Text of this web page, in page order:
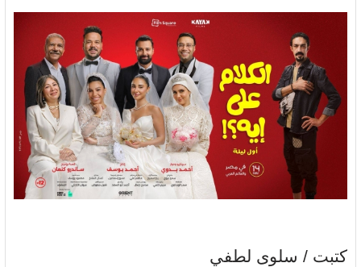
كتبت / سلوى لطفي